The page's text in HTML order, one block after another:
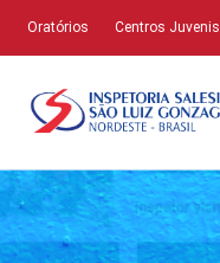
Oratórios Centros Juvenis